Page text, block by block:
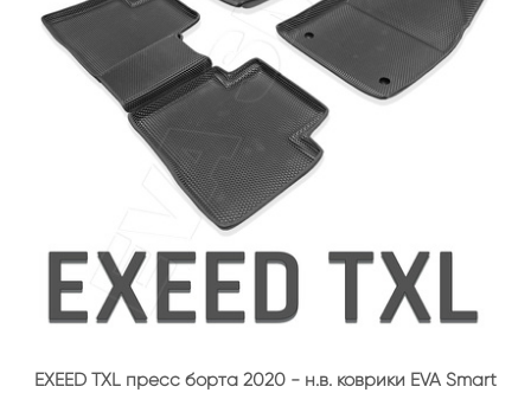
EXEED TXL пресс борта 2020 - н.в. коврики EVA Smart